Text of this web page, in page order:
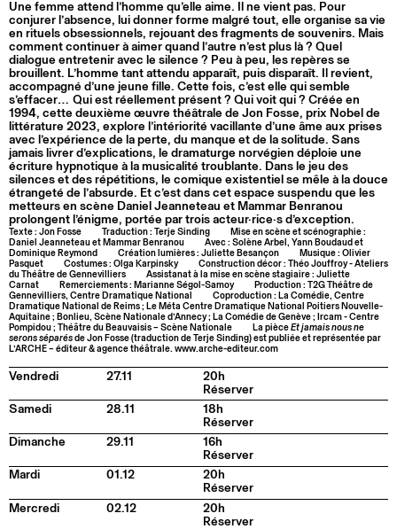
Une femme attend l’homme qu’elle aime. Il ne vient pas. Pour
conjurer l’absence, lui donner forme malgré tout, elle organise sa vie
en rituels obsessionnels, rejouant des fragments de souvenirs. Mais
comment continuer à aimer quand l’autre n’est plus là ? Quel
dialogue entretenir avec le silence ? Peu à peu, les repères se
brouillent. L’homme tant attendu apparaît, puis disparaît. Il revient,
accompagné d’une jeune fille. Cette fois, c’est elle qui semble
s’effacer… Qui est réellement présent ? Qui voit qui ? Créée en
1994, cette deuxième œuvre théâtrale de Jon Fosse, prix Nobel de
littérature 2023, explore l’intériorité vacillante d’une âme aux prises
avec l’expérience de la perte, du manque et de la solitude. Sans
jamais livrer d’explications, le dramaturge norvégien déploie une
écriture hypnotique à la musicalité troublante. Dans le jeu des
silences et des répétitions, le comique existentiel se mêle à la douce
étrangeté de l’absurde. Et c’est dans cet espace suspendu que les
metteurs en scène Daniel Jeanneteau et Mammar Benranou
prolongent l’énigme, portée par trois acteur·rice·s d’exception.
Texte : Jon Fosse Traduction : Terje Sinding
Mise en scène et scénographie :
Daniel Jeanneteau et Mammar Benranou
Avec : Solène Arbel, Yann Boudaud et
Dominique Reymond
Création lumières : Juliette Besançon
Musique : Olivier
Pasquet
Costumes : Olga Karpinsky
Construction décor : Théo Jouffroy - Ateliers
du Théâtre de Gennevilliers
Assistanat à la mise en scène stagiaire : Juliette
Carnat
Remerciements : Marianne Ségol-Samoy
Production : T2G Théâtre de
Gennevilliers, Centre Dramatique National
Coproduction : La Comédie, Centre
Dramatique National de Reims ; Le Méta Centre Dramatique National Poitiers Nouvelle-
Aquitaine ; Bonlieu, Scène Nationale d’Annecy ; La Comédie de Genève ; Ircam - Centre
Pompidou ; Théâtre du Beauvaisis – Scène Nationale
La pièce Et jamais nous ne
serons séparés de Jon Fosse (traduction de Terje Sinding) est publiée et représentée par
L’ARCHE – éditeur & agence théâtrale. www.arche-editeur.com
Vendredi 27.11
20h
Réserver
Samedi
28.11
18h
Réserver
Dimanche
29.11
16h
Réserver
Mardi
01.12
20h
Réserver
Mercredi
02.12
20h
Réserver